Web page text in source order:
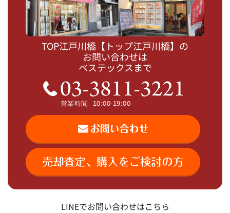
TOP江戸川橋【トップ江戸川橋】の
お問い合わせは
ベステックスまで
LINEでお問い合わせはこちら